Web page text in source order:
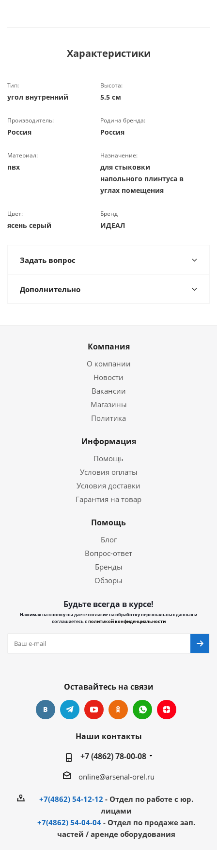
Характеристики
Тип:
угол внутренний
Высота:
5.5 см
Производитель:
Россия
Родина бренда:
Россия
Материал:
пвх
Назначение:
для стыковки
напольного плинтуса в
углах помещения
Цвет:
ясень серый
Бренд
ИДЕАЛ
Задать вопрос
Дополнительно
Компания
О компании
Новости
Вакансии
Магазины
Политика
Информация
Помощь
Условия оплаты
Условия доставки
Гарантия на товар
Помощь
Блог
Вопрос-ответ
Бренды
Обзоры
Будьте всегда в курсе!
Нажимая на кнопку вы даете согласие на обработку персональных данных и
соглашаетесь сполитикой конфиденциальности
Оставайтесь на связи
Наши контакты
+7 (4862) 78-00-08
online@arsenal-orel.ru
+7(4862) 54-12-12 - Отдел по работе с юр.
лицами
+7(4862) 54-04-04 - Отдел по продаже зап.
частей / аренде оборудования